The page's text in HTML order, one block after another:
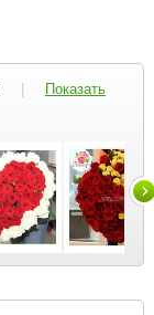
|
Показать